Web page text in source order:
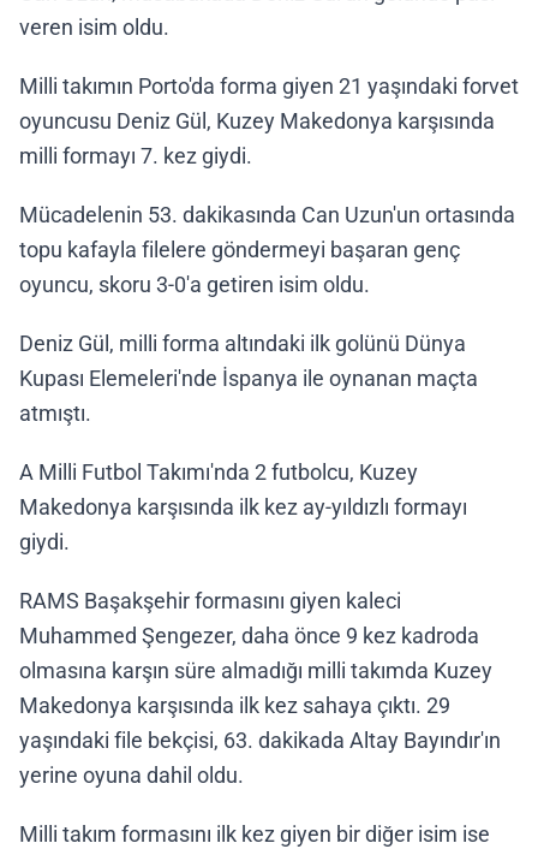
veren isim oldu.
Milli takımın Porto'da forma giyen 21 yaşındaki forvet
oyuncusu Deniz Gül, Kuzey Makedonya karşısında
milli formayı 7. kez giydi.
Mücadelenin 53. dakikasında Can Uzun'un ortasında
topu kafayla filelere göndermeyi başaran genç
oyuncu, skoru 3-0'a getiren isim oldu.
Deniz Gül, milli forma altındaki ilk golünü Dünya
Kupası Elemeleri'nde İspanya ile oynanan maçta
atmıştı.
A Milli Futbol Takımı'nda 2 futbolcu, Kuzey
Makedonya karşısında ilk kez ay-yıldızlı formayı
giydi.
RAMS Başakşehir formasını giyen kaleci
Muhammed Şengezer, daha önce 9 kez kadroda
olmasına karşın süre almadığı milli takımda Kuzey
Makedonya karşısında ilk kez sahaya çıktı. 29
yaşındaki file bekçisi, 63. dakikada Altay Bayındır'ın
yerine oyuna dahil oldu.
Milli takım formasını ilk kez giyen bir diğer isim ise